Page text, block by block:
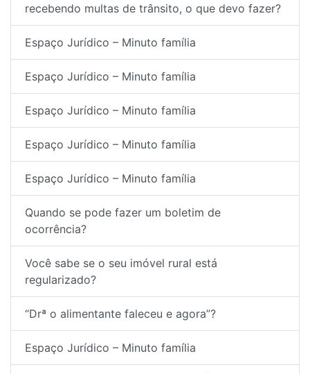
recebendo multas de trânsito, o que devo fazer?
Espaço Jurídico – Minuto família
Espaço Jurídico – Minuto família
Espaço Jurídico – Minuto família
Espaço Jurídico – Minuto família
Espaço Jurídico – Minuto família
Quando se pode fazer um boletim de
ocorrência?
Você sabe se o seu imóvel rural está
regularizado?
“Drª o alimentante faleceu e agora”?
Espaço Jurídico – Minuto família